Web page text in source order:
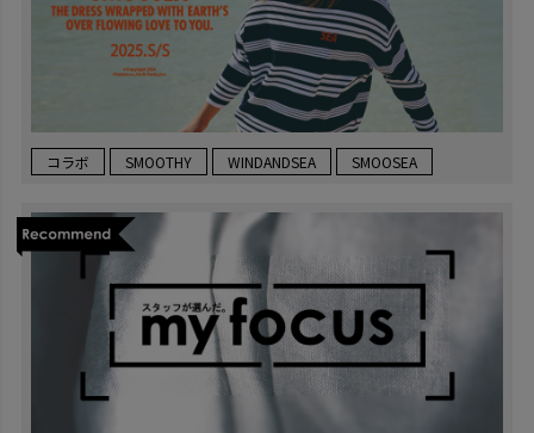
コラボ SMOOTHY WINDANDSEA SMOOSEA